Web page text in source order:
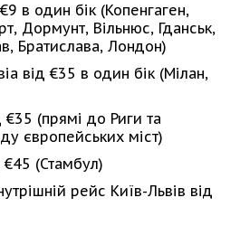
в один бік (Копенгаген,
Дормунт, Вільнюс, Гданськ,
Братислава, Лондон)
від €35 в один бік (Мілан,
€35 (прямі до Риги та
європейських міст)
€45 (Стамбул)
рейс Київ-Львів від